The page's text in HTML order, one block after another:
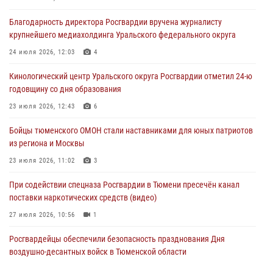
04 августа 2026, 06:28
Тюменские правоохранители провели соревнования по стрельбе
03 августа 2026, 07:35
Росгвардия противодействует БПЛА ВСУ на южном направлении
03 августа 2026, 07:29
Благодарность директора Росгвардии вручена журналисту
крупнейшего медиахолдинга Уральского федерального округа
24 июля 2026, 12:03 4
Кинологический центр Уральского округа Росгвардии отметил 24-ю
годовщину со дня образования
23 июля 2026, 12:43 6
Бойцы тюменского ОМОН стали наставниками для юных патриотов
из региона и Москвы
23 июля 2026, 11:02 3
При содействии спецназа Росгвардии в Тюмени пресечён канал
поставки наркотических средств (видео)
27 июля 2026, 10:56 1
Росгвардейцы обеспечили безопасность празднования Дня
воздушно-десантных войск в Тюменской области